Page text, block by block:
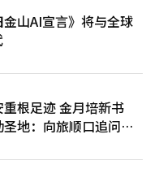
山AI宣言》将与全球
根足迹 金月培新书
圣地：向旅顺口追问历